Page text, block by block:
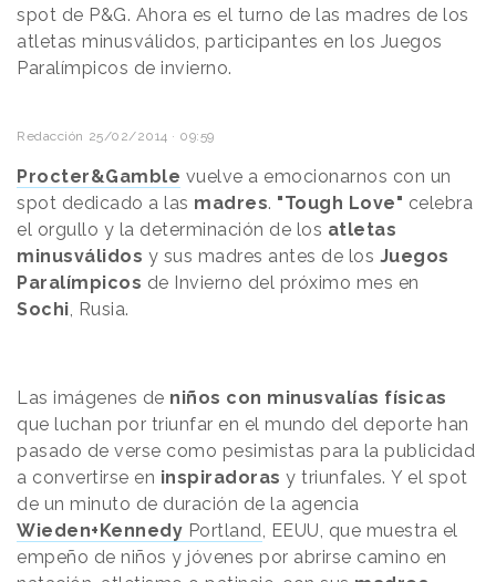
spot de P&G. Ahora es el turno de las madres de los
atletas minusválidos, participantes en los Juegos
Paralímpicos de invierno.
Redacción 25/02/2014 · 09:59
Procter&Gamble vuelve a emocionarnos con un
spot dedicado a las madres. "Tough Love" celebra
el orgullo y la determinación de los atletas
minusválidos y sus madres antes de los Juegos
Paralímpicos de Invierno del próximo mes en
Sochi , Rusia.
Las imágenes de niños con minusvalías físicas
que luchan por triunfar en el mundo del deporte han
pasado de verse como pesimistas para la publicidad
a convertirse en inspiradoras y triunfales. Y el spot
de un minuto de duración de la agencia
Wieden+Kennedy Portland , EEUU, que muestra el
empeño de niños y jóvenes por abrirse camino en